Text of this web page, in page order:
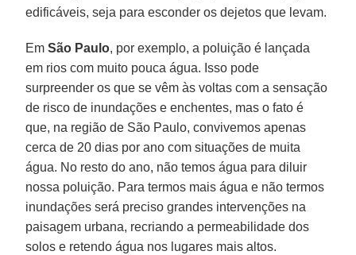
edificáveis, seja para esconder os dejetos que levam.
EmSão Paulo, por exemplo, a poluição é lançada
em rios com muito pouca água. Isso pode
surpreender os que se vêm às voltas com a sensação
de risco de inundações e enchentes, mas o fato é
que, na região de São Paulo, convivemos apenas
cerca de 20 dias por ano com situações de muita
água. No resto do ano, não temos água para diluir
nossa poluição. Para termos mais água e não termos
inundações será preciso grandes intervenções na
paisagem urbana, recriando a permeabilidade dos
solos e retendo água nos lugares mais altos.